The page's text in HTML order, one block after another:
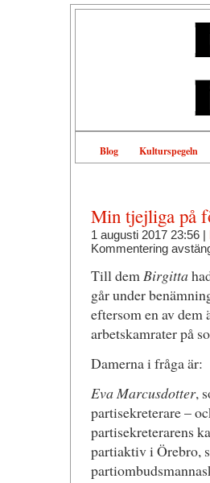
Blog Kulturspegeln
Min tjejliga på
1 augusti 2017 23:56 |
Kommentering
Till demBirgitta
går under
eftersom en av dem
arbetskamrater på
Damerna i fråga är:
Eva Marcusdotter,
partisekreterare –
partisekreterarens
partiaktiv i Örebro,